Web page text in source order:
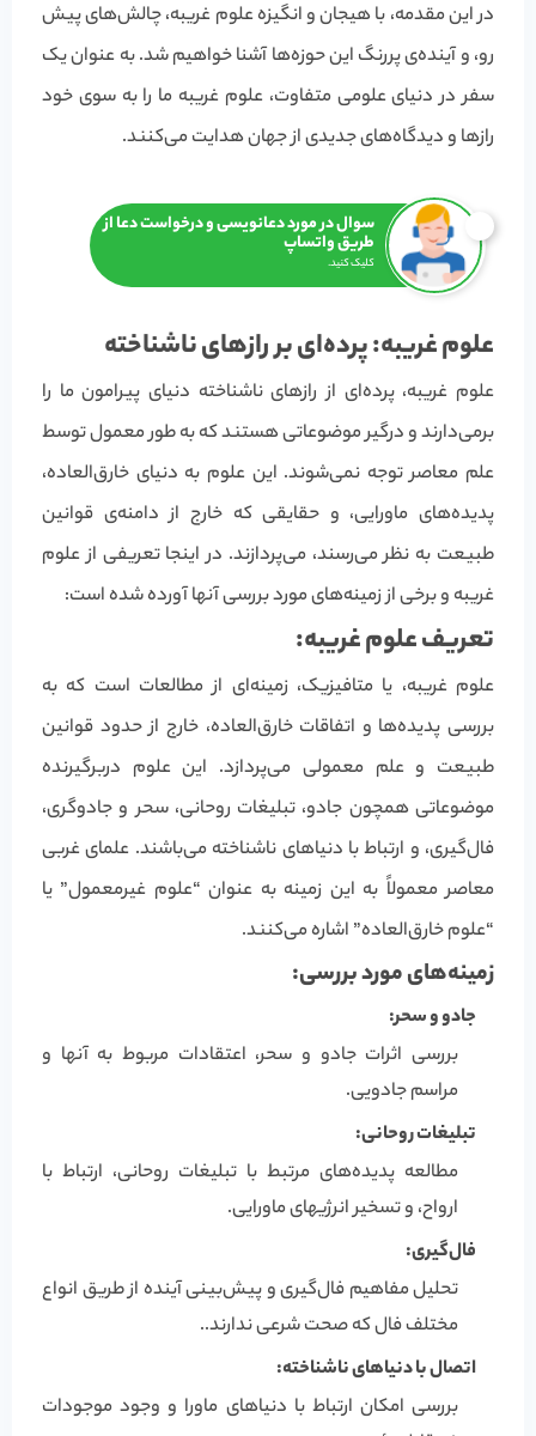
در این مقدمه، با هیجان و انگیزه علوم غریبه، چالش‌های پیش
رو، و آینده‌ی پررنگ این حوزه‌ها آشنا خواهیم شد. به عنوان یک
سفر در دنیای علومی متفاوت، علوم غریبه ما را به سوی خود
رازها و دیدگاه‌های جدیدی از جهان هدایت می‌کنند.
سوال در مورد دعانویسی و درخواست دعا از
طریق واتساپ
کلیک کنید.
علوم غریبه: پرده‌ای بر رازهای ناشناخته
علوم غریبه، پرده‌ای از رازهای ناشناخته دنیای پیرامون ما را
برمی‌دارند و درگیر موضوعاتی هستند که به طور معمول توسط
علم معاصر توجه نمی‌شوند. این علوم به دنیای خارق‌العاده،
پدیده‌های ماورایی، و حقایقی که خارج از دامنه‌ی قوانین
طبیعت به نظر می‌رسند، می‌پردازند. در اینجا تعریفی از علوم
غریبه و برخی از زمینه‌های مورد بررسی آنها آورده شده است:
تعریف علوم غریبه:
علوم غریبه، یا متافیزیک، زمینه‌ای از مطالعات است که به
بررسی پدیده‌ها و اتفاقات خارق‌العاده، خارج از حدود قوانین
طبیعت و علم معمولی می‌پردازد. این علوم دربرگیرنده
موضوعاتی همچون جادو، تبلیغات روحانی، سحر و جادوگری،
فال‌گیری، و ارتباط با دنیاهای ناشناخته می‌باشند. علمای غربی
معاصر معمولاً به این زمینه به عنوان “علوم غیرمعمول” یا
“علوم خارق‌العاده” اشاره می‌کنند.
زمینه‌های مورد بررسی:
جادو و سحر:
بررسی اثرات جادو و سحر، اعتقادات مربوط به آنها و
مراسم جادویی.
تبلیغات روحانی:
مطالعه پدیده‌های مرتبط با تبلیغات روحانی، ارتباط با
ارواح، و تسخیر انرژیهای ماورایی.
فال‌گیری:
تحلیل مفاهیم فال‌گیری و پیش‌بینی آینده از طریق انواع
مختلف فال که صحت شرعی ندارند..
اتصال با دنیاهای ناشناخته:
بررسی امکان ارتباط با دنیاهای ماورا و وجود موجودات